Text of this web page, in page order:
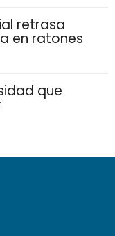
retrasa
en ratones
que